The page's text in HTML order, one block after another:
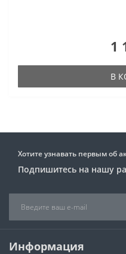
1
В
Хотите узнавать первым об
Подпишитесь на нашу
Информация